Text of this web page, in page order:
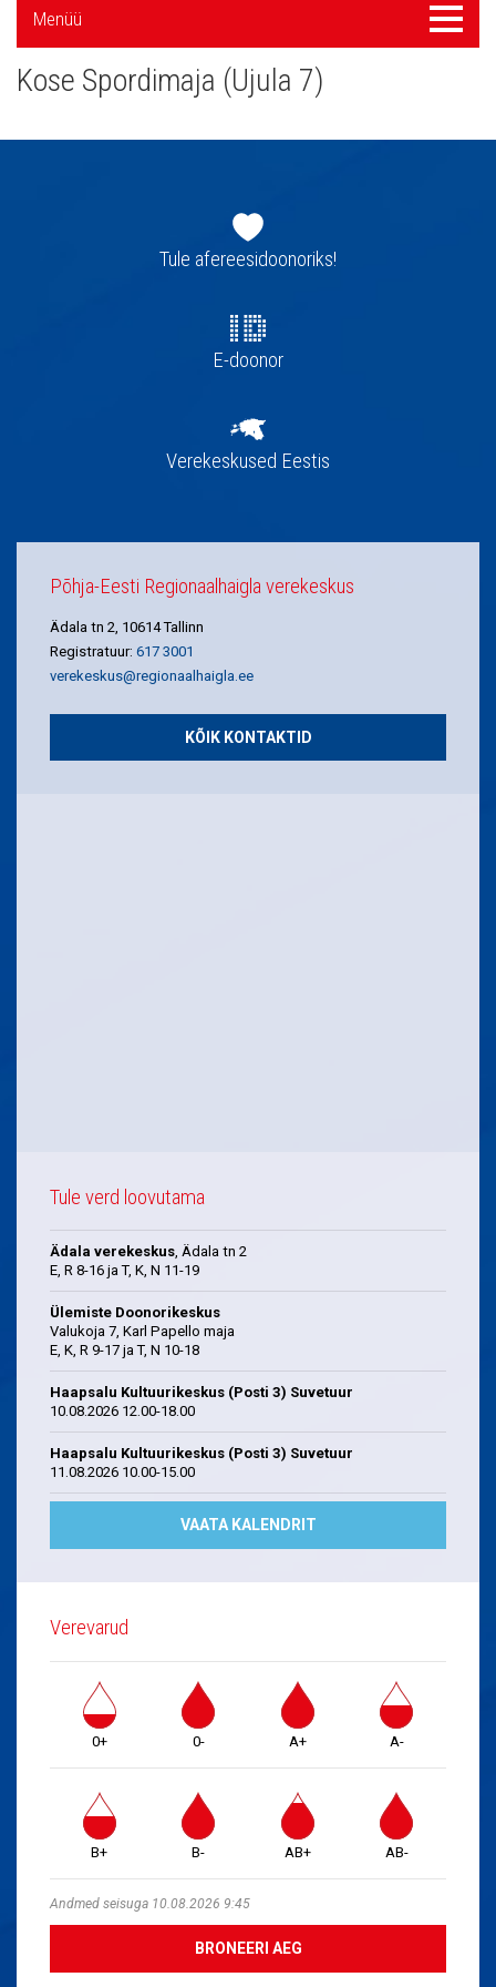
navigatsioon
Menüü
Menüü
Kose Spordimaja (Ujula 7)
navigatsioonTule afereesidoonoriks!
E-doonor
Verekeskused Eestis
Põhja-Eesti Regionaalhaigla verekeskus
Ädala tn 2, 10614 Tallinn
Registratuur: 617 3001
verekeskus@regionaalhaigla.ee
KÕIK KONTAKTID
Tule verd loovutama
Ädala verekeskus, Ädala tn 2
E, R 8-16 ja T, K, N 11-19
Ülemiste Doonorikeskus
Valukoja 7, Karl Papello maja
E, K, R 9-17 ja T, N 10-18
Haapsalu Kultuurikeskus (Posti 3) Suvetuur
10.08.2026 12.00-18.00
Haapsalu Kultuurikeskus (Posti 3) Suvetuur
11.08.2026 10.00-15.00
VAATA KALENDRIT
Verevarud
0+ 0- A+ A-
B+ B- AB+ AB-
Andmed seisuga 10.08.2026 9:45
BRONEERI AEG